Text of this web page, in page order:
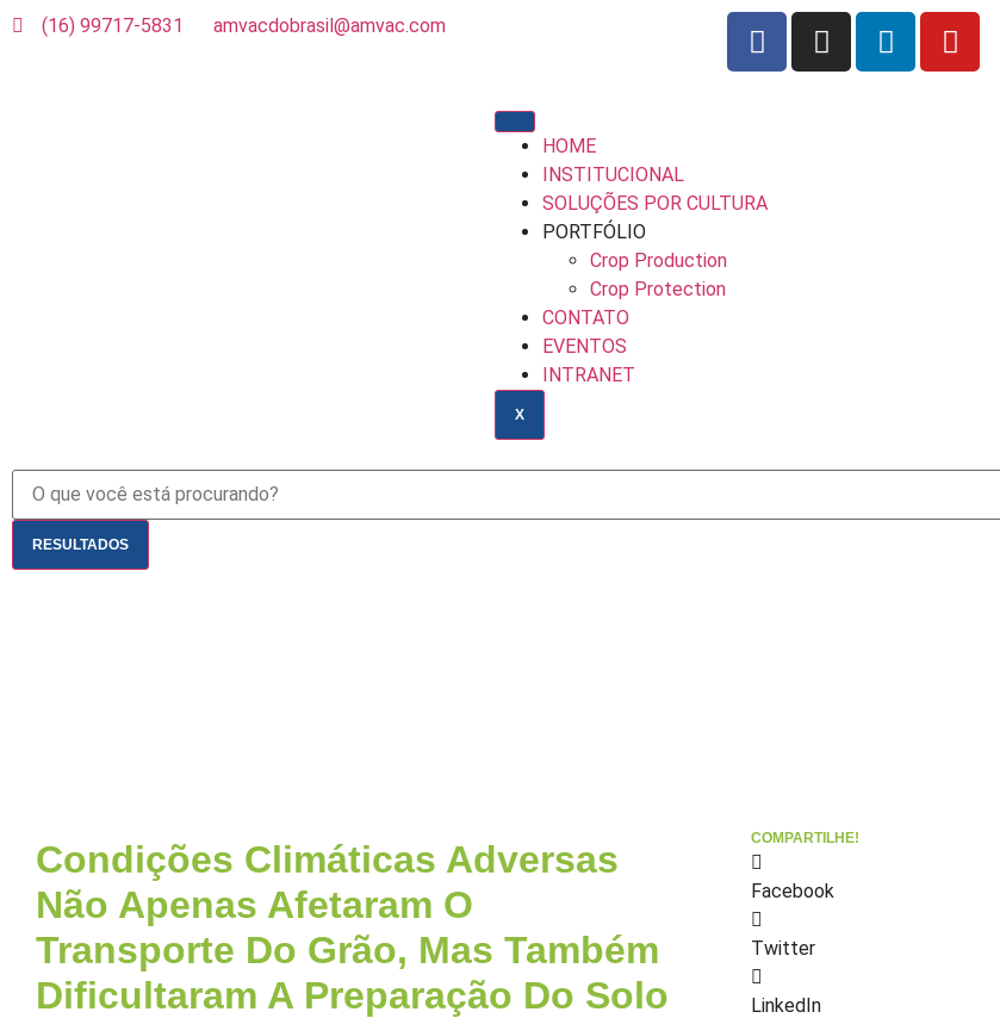
(16) 99717-5831 amvacdobrasil@amvac.com
HOME
INSTITUCIONAL
SOLUÇÕES POR CULTURA
PORTFÓLIO
Crop Production
Crop Protection
CONTATO
EVENTOS
INTRANET
X
RESULTADOS
Condições Climáticas Adversas
Não Apenas Afetaram O
Transporte Do Grão, Mas Também
Dificultaram A Preparação Do Solo
COMPARTILHE!
Facebook
Twitter
LinkedIn